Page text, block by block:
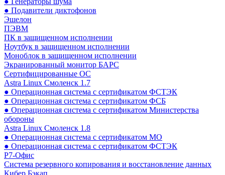
● Подавители диктофонов
Эшелон
ПЭВМ
ПК в защищенном исполнении
Ноутбук в защищенном исполнении
Моноблок в защищенном исполнении
Экранированный монитор БАРС
Сертифицированные ОС
Astra Linux Смоленск 1.7
● Операционная система с сертификатом ФСТЭК
● Операционная система с сертификатом ФСБ
● Операционная система с сертификатом Министерства
обороны
Astra Linux Смоленск 1.8
● Операционная система с сертификатом МО
● Операционная система с сертификатом ФСТЭК
Р7-Офис
Система резервного копирования и восстановление данных
Кибер Бэкап